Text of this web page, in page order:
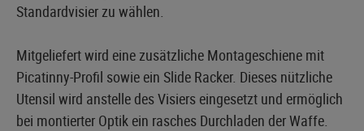
Standardvisier zu wählen.
Mitgeliefert wird eine zusätzliche Montageschiene mit
Picatinny-Profil sowie ein Slide Racker. Dieses nützliche
Utensil wird anstelle des Visiers eingesetzt und ermöglich
bei montierter Optik ein rasches Durchladen der Waffe.